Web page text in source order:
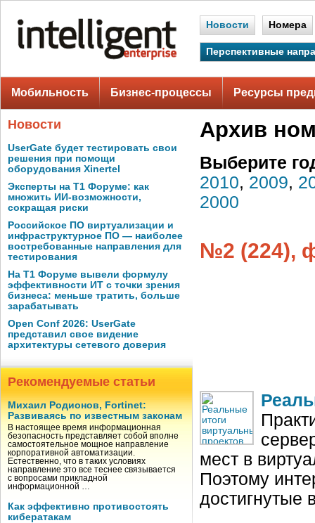
Новости Номера
Перспективные
Мобильность Бизнес-процессы Ресурсы
Новости
UserGate будет тестировать свои
решения при помощи
оборудования Xinertel
Эксперты на Т1 Форуме: как
множить ИИ-возможности,
сокращая риски
Российское ПО виртуализации и
инфраструктурное ПО — наиболее
востребованные направления для
тестирования
На Т1 Форуме вывели формулу
эффективности ИТ с точки зрения
бизнеса: меньше тратить, больше
зарабатывать
Open Conf 2026: UserGate
представил свое видение
архитектуры сетевого доверия
Рекомендуемые статьи
Михаил Родионов, Fortinet:
Развиваясь по известным законам
В настоящее время информационная
безопасность представляет собой вполне
самостоятельное мощное направление
корпоративной автоматизации.
Естественно, что в таких условиях
направление это все теснее связывается
с вопросами прикладной
информационной …
Как эффективно противостоять
кибератакам
Архив
Выберите
2010, 2009,
2000
№2 (224),
мест в
Поэтому
достигнутые